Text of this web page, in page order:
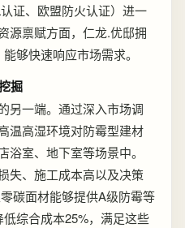
证、欧盟防火认证）进一
源禀赋方面，仁龙.优邸拥
够快速响应市场需求。
掘
另一端。通过深入市场调
温高湿环境对防霉型建材
室、地下室等场景中。
失、施工成本高以及决策
碳面材能够提供A级防霉等
综合成本25%，满足这些